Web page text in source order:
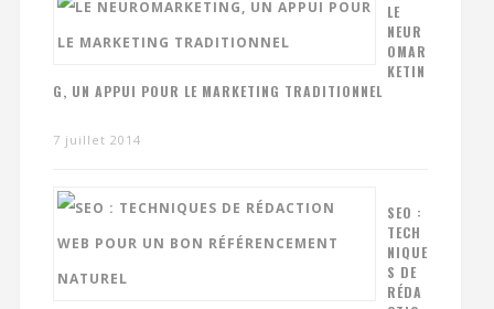
LE
NEUR
OMAR
KETIN
G, UN APPUI POUR LE MARKETING TRADITIONNEL
7 juillet 2014
SEO :
TECH
NIQUE
S DE
RÉDA